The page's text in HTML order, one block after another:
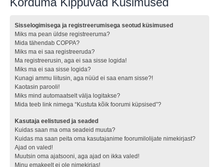
Sisselogimisega ja registreerumisega seotud küsimused
Miks ma pean üldse registreeruma?
Mida tähendab COPPA?
Miks ma ei saa registreeruda?
Ma registreerusin, aga ei saa sisse logida!
Miks ma ei saa sisse logida?
Kunagi ammu liitusin, aga nüüd ei saa enam sisse?!
Kaotasin parooli!
Miks mind automaatselt välja logitakse?
Mida teeb link nimega “Kustuta kõik foorumi küpsised”?
Kasutaja eelistused ja seaded
Kuidas saan ma oma seadeid muuta?
Kuidas ma saan peita oma kasutajanime foorumilolijate nimekirjast?
Ajad on valed!
Muutsin oma ajatsooni, aga ajad on ikka valed!
Minu emakeelt ei ole nimekirjas!